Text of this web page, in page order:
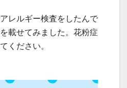
レルギー検査をしたんで
載せてみました。花粉症
ください。